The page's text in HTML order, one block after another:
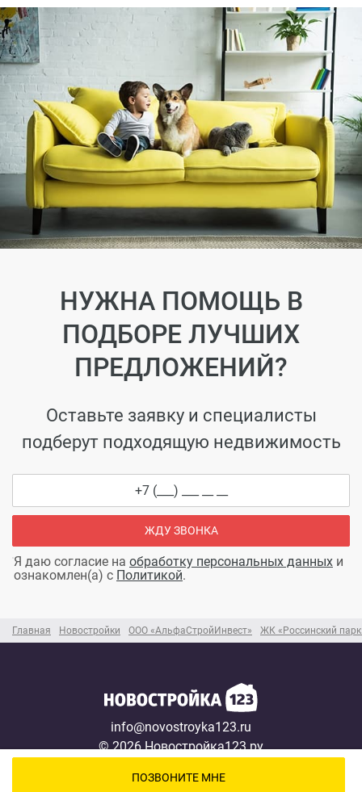
Главная Новостройки ООО «АльфаСтройИнвест» ЖК «Россинский
НУЖНА ПОМОЩЬ В
ПОДБОРЕ ЛУЧШИХ
ПРЕДЛОЖЕНИЙ?
Оставьте заявку и специалисты
подберут подходящую недвижимость
ЖДУ ЗВОНКА
Я даю согласие на обработку персональных данных и
ознакомлен(а) с Политикой.
info@novostroyka123.ru
© 2026 Новостройка123.ру
ПОЗВОНИТЕ МНЕ